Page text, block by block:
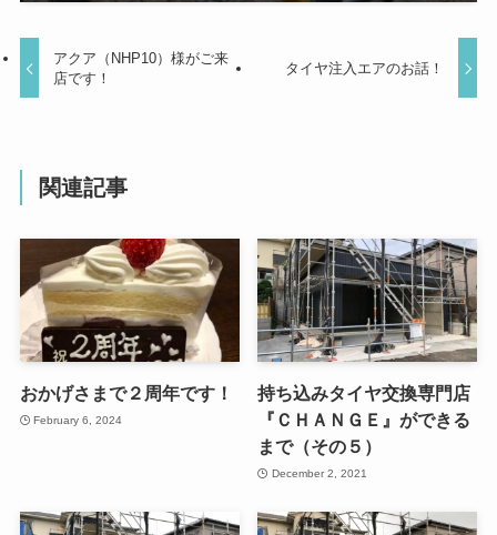
アクア（NHP10）様がご来
店です！
タイヤ注入エアのお話！
関連記事
おかげさまで２周年です！
February 6, 2024
持ち込みタイヤ交換専門店
『ＣＨＡＮＧＥ』ができる
まで（その５）
December 2, 2021